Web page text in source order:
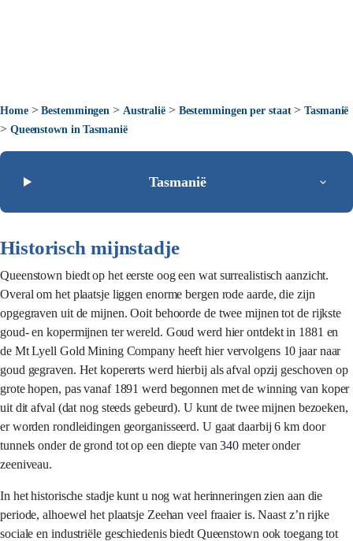
Home>Bestemmingen > Australië> Bestemmingen per staat>Tasmanië
> Queenstown in Tasmanië
Tasmanië
Historisch mijnstadje
Queenstown biedt op het eerste oog een wat surrealistisch aanzicht.
Overal om het plaatsje liggen enorme bergen rode aarde, die zijn
opgegraven uit de mijnen. Ooit behoorde de twee mijnen tot de rijkste
goud- en kopermijnen ter wereld. Goud werd hier ontdekt in 1881 en
de Mt Lyell Gold Mining Company heeft hier vervolgens 10 jaar naar
goud gegraven. Het kopererts werd hierbij als afval opzij geschoven op
grote hopen, pas vanaf 1891 werd begonnen met de winning van koper
uit dit afval (dat nog steeds gebeurd). U kunt de twee mijnen bezoeken,
er worden rondleidingen georganisseerd. U gaat daarbij 6 km door
tunnels onder de grond tot op een diepte van 340 meter onder
zeeniveau.
In het historische stadje kunt u nog wat herinneringen zien aan die
periode, alhoewel het plaatsje Zeehan veel fraaier is. Naast z’n rijke
sociale en industriële geschiedenis biedt Queenstown ook toegang tot